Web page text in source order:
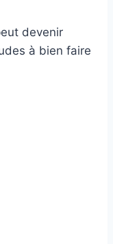
devenir
à bien faire